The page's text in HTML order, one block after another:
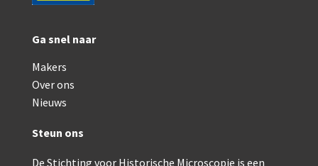
Ga snel naar
Makers
Over ons
Nieuws
Steun ons
De Stichting voor Historische Microscopie is een